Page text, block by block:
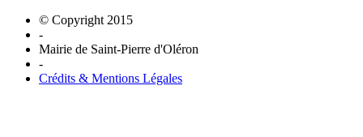
© Copyright 2015
-
Mairie de Saint-Pierre d'Oléron
-
Crédits & Mentions Légales